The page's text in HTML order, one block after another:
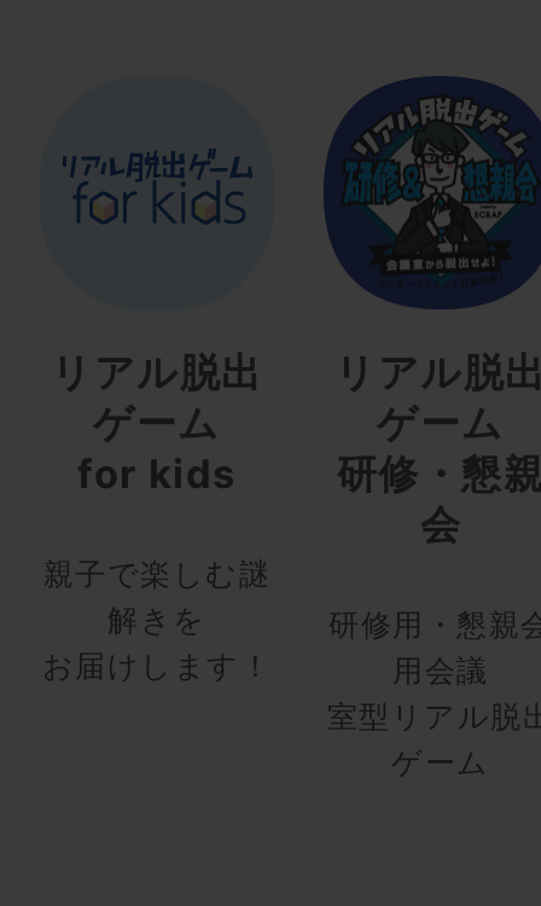
リアル脱出
ゲーム
for kids
親子で楽しむ謎
解きを
お届けします！
リアル脱
ゲーム
研修・懇
会
研修用・懇親
用会議
室型リアル脱
ゲーム